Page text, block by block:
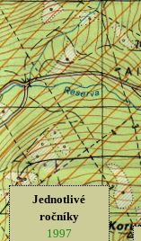
Jednotlivé
ročníky
1997